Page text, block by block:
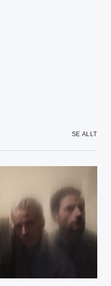
SE ALLT